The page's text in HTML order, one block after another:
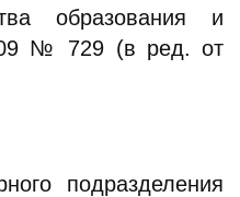
образования и
№ 729 (в ред. от
подразделения